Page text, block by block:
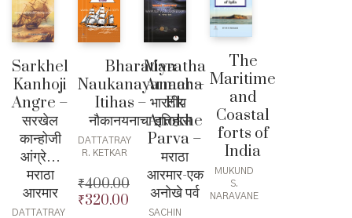
Sarkhel
Kanhoji
Angre –
सरखेल
कान्होजी
आंग्रे…
मराठा
आरमार
DATTATRAY
Bharatiya
Naukanayanacha
Itihas – भारतीय
नौकानयनाचा इतिहास
DATTATRAY
R. KETKAR
₹400.00
Original
₹320.00
Maratha
Armar –
Ek
Anokhe
Parva –
मराठा
आरमार-एक
अनोखे पर्व
SACHIN
The
Maritime
and
Coastal
forts of
India
MUKUND
S.
NARAVANE